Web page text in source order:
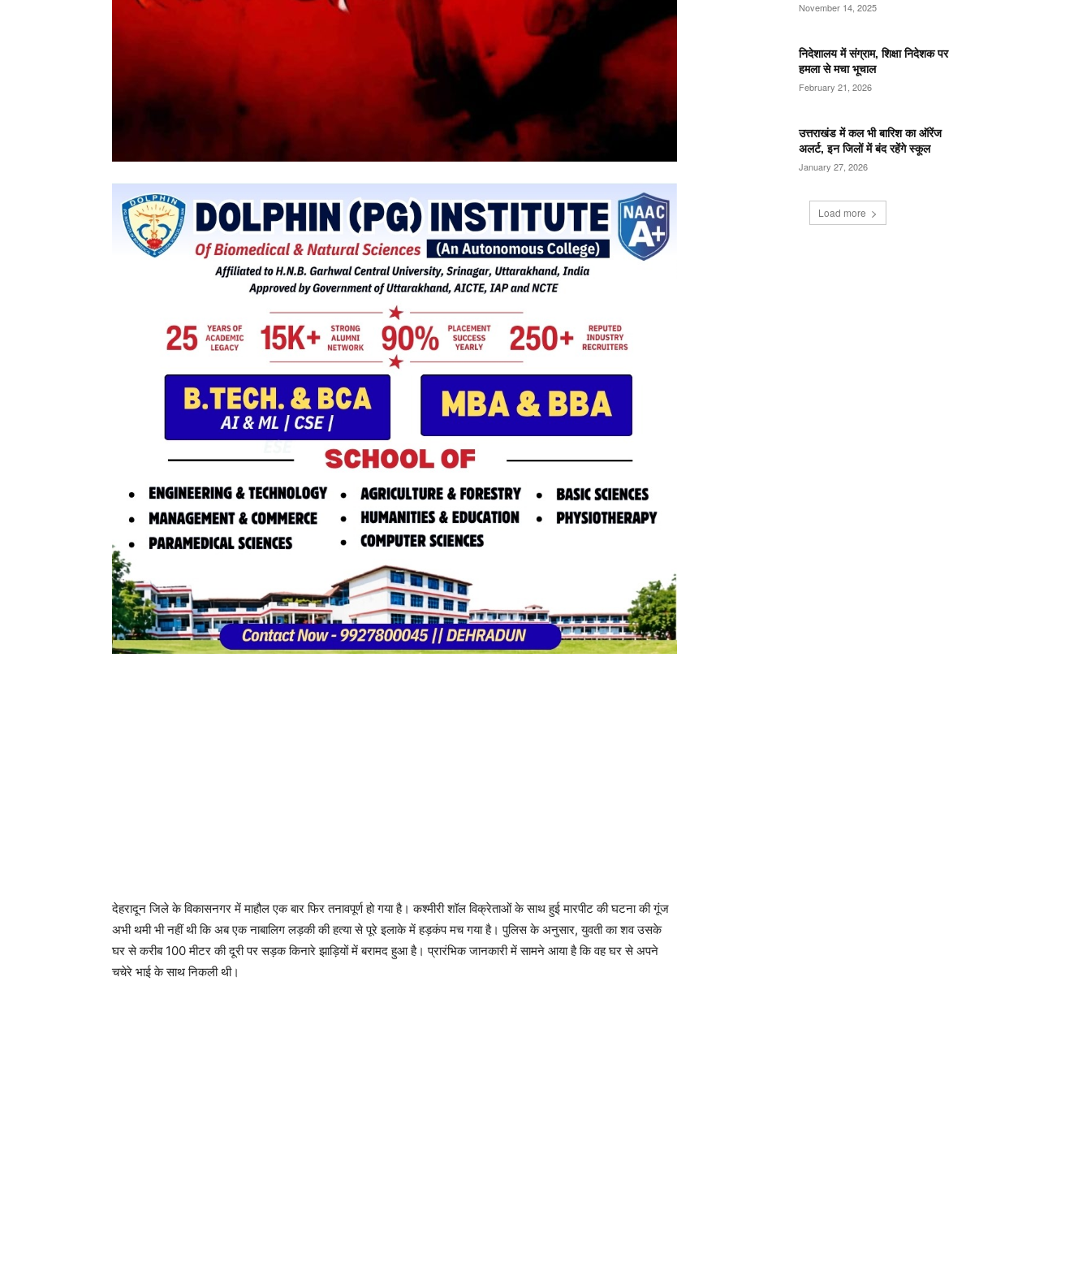
देहरादून जिले के विकासनगर में माहौल एक बार फिर तनावपूर्ण हो गया है। कश्मीरी शॉल विक्रेताओं के साथ हुई मारपीट की घटना की गूंज
अभी थमी भी नहीं थी कि अब एक नाबालिग लड़की की हत्या से पूरे इलाके में हड़कंप मच गया है। पुलिस के अनुसार, युवती का शव उसके
घर से करीब 100 मीटर की दूरी पर सड़क किनारे झाड़ियों में बरामद हुआ है। प्रारंभिक जानकारी में सामने आया है कि वह घर से अपने
चचेरे भाई के साथ निकली थी।
November 14, 2025
निदेशालय में संग्राम, शिक्षा निदेशक पर
हमला से मचा भूचाल
February 21, 2026
उत्तराखंड में कल भी बारिश का ऑरेंज
अलर्ट, इन जिलों में बंद रहेंगे स्कूल
January 27, 2026
Load more